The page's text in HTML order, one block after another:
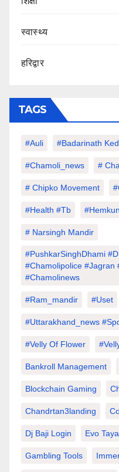
स्वास्थ्य
हरिद्वार
TAGS
#auli #Badarinath
#chamoli_news #
# Chipko Movement
#Health #tb
# Narsingh Mandir
#PushkarSinghDhami
#chamolipolice #Jagran
#chamolinews
#Ram_mandir #uset
#Uttarakhand_news
#velly Of Flower
Bankroll Management
Blockchain Gaming
Chandrtan3landing
Dj Baji Login Evo
Gambling Tools